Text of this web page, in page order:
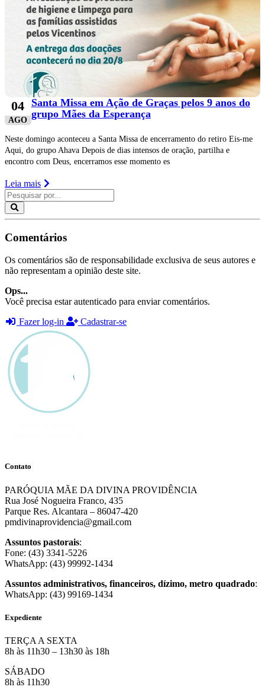
04
AGO
Santa Missa em Ação de Graças pelos 9 anos do
grupo Mães da Esperança
Neste domingo aconteceu a Santa Missa de encerramento do retiro Eis-me
Aqui, do grupo Ahava Depois de dias intensos de oração, partilha e
encontro com Deus, encerramos esse momento es
Leia mais
Comentários
Os comentários são de responsabilidade exclusiva de seus autores e
não representam a opinião deste site.
Ops...
Você precisa estar autenticado para enviar comentários.
Fazer log-in
Cadastrar-se
Contato
PARÓQUIA MÃE DA DIVINA PROVIDÊNCIA
Rua José Nogueira Franco, 435
Parque Res. Alcantara – 86047-420
pmdivinaprovidencia@gmail.com
Assuntos pastorais:
Fone: (43) 3341-5226
WhatsApp: (43) 99992-1434
Assuntos administrativos, financeiros, dízimo, metro quadrado:
WhatsApp: (43) 99169-1434
Expediente
TERÇA A SEXTA
8h às 11h30 – 13h30 às 18h
SÁBADO
8h às 11h30